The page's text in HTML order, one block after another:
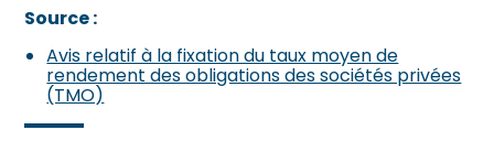
Source :
Avis relatif à la fixation du taux moyen de
rendement des obligations des sociétés privées
(TMO)